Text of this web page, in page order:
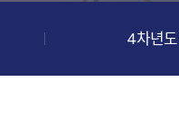
4차년도